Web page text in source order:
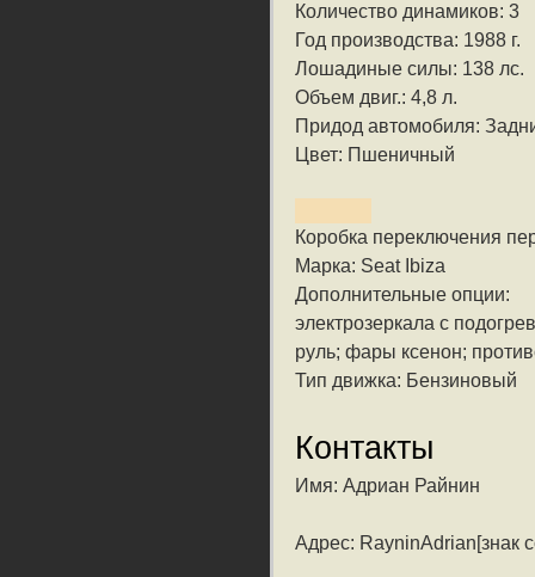
Количество динамиков: 3
Год производства: 1988 г.
Лошадиные силы: 138 лс.
Объем двиг.: 4,8 л.
Придод автомобиля:
Цвет: Пшеничный
Коробка переключения
Марка: Seat Ibiza
Дополнительные опции:
электрозеркала с
руль; фары ксенон;
Тип движка: Бензиновый
Контакты
Имя: Адриан Райнин
Адрес: RayninAdrian[знак